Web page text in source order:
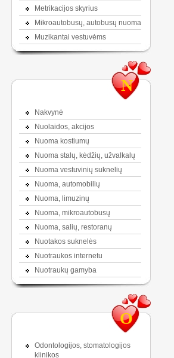
Metrikacijos skyrius
Mikroautobusų, autobusų nuoma
Muzikantai vestuvėms
N
Nakvynė
Nuolaidos, akcijos
Nuoma kostiumų
Nuoma stalų, kėdžių, užvalkalų
Nuoma vestuvinių suknelių
Nuoma, automobilių
Nuoma, limuzinų
Nuoma, mikroautobusų
Nuoma, salių, restoranų
Nuotakos suknelės
Nuotraukos internetu
Nuotraukų gamyba
O
Odontologijos, stomatologijos
klinikos